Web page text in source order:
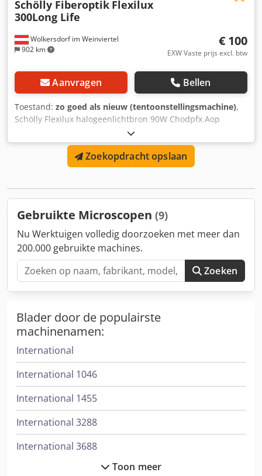
Wolkersdorf im Weinviertel
902 km
Schölly Fiberoptik Flexilux
300Long Life
€ 100
EXW Vaste prijs excl. btw
Aanvragen Bellen
Toestand: zo goed als nieuw (tentoonstellingsmachine),
Schölly Flexilux halogeenlichtbron 90W Chodpfx Aop
Zoekopdracht opslaan
Gebruikte Microscopen (9)
Nu Werktuigen volledig doorzoeken met meer dan
200.000 gebruikte machines.
Zoeken
Blader door de populairste
machinenamen:
International
International 1046
International 1455
International 3288
International 3688
Toon meer